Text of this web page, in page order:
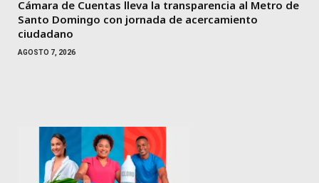
Cámara de Cuentas lleva la transparencia al Metro de
Santo Domingo con jornada de acercamiento
ciudadano
AGOSTO 7, 2026